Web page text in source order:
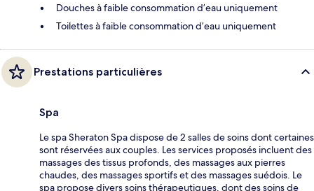
Douches à faible consommation d’eau uniquement
Toilettes à faible consommation d’eau uniquement
Prestations particulières
Spa
Le spa Sheraton Spa dispose de 2 salles de soins dont certaines
sont réservées aux couples. Les services proposés incluent des
massages des tissus profonds, des massages aux pierres
chaudes, des massages sportifs et des massages suédois. Le
spa propose divers soins thérapeutiques, dont des soins de